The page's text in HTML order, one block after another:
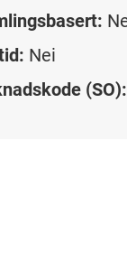
Nei
(SO):